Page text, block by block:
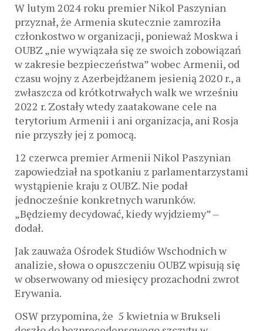
W lutym 2024 roku premier Nikol Paszynian
przyznał, że Armenia skutecznie zamroziła
członkostwo w organizacji, ponieważ Moskwa i
OUBZ „nie wywiązała się ze swoich zobowiązań
w zakresie bezpieczeństwa” wobec Armenii, od
czasu wojny z Azerbejdżanem jesienią 2020 r., a
zwłaszcza od krótkotrwałych walk we wrześniu
2022 r. Zostały wtedy zaatakowane cele na
terytorium Armenii i ani organizacja, ani Rosja
nie przyszły jej z pomocą.
12 czerwca premier Armenii Nikol Paszynian
zapowiedział na spotkaniu z parlamentarzystami
wystąpienie kraju z OUBZ. Nie podał
jednocześnie konkretnych warunków.
„Będziemy decydować, kiedy wyjdziemy” –
dodał.
Jak zauważa Ośrodek Studiów Wschodnich w
analizie, słowa o opuszczeniu OUBZ wpisują się
w obserwowany od miesięcy prozachodni zwrot
Erywania.
OSW przypomina, że 5 kwietnia w Brukseli